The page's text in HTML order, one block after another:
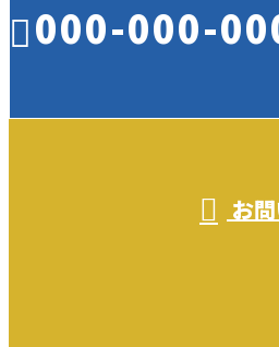
000-000-
お